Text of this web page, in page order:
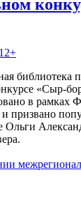
12+
в рамках
призвано
Ольги